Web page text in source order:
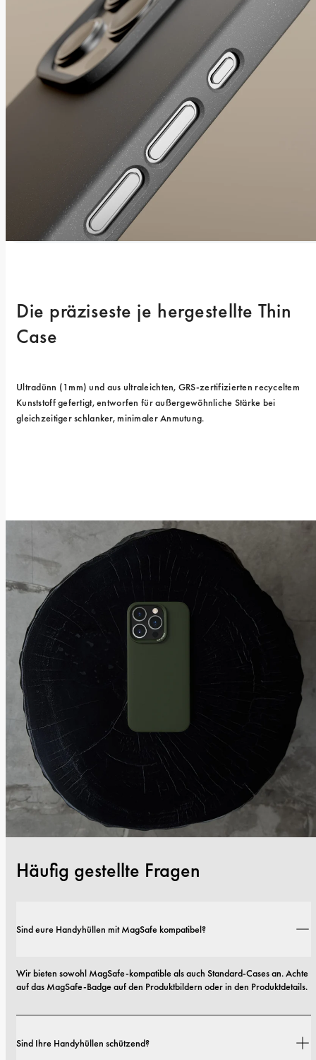
Die präziseste je hergestellte Thin
Case
Ultradünn (1mm) und aus ultraleichten, GRS-zertifizierten recyceltem
Kunststoff gefertigt, entworfen für außergewöhnliche Stärke bei
gleichzeitiger schlanker, minimaler Anmutung.
Häufig gestellte Fragen
Sind eure Handyhüllen mit MagSafe kompatibel?
Wir bieten sowohl MagSafe-kompatible als auch Standard-Cases an. Achte
auf das MagSafe-Badge auf den Produktbildern oder in den Produktdetails.
Sind Ihre Handyhüllen schützend?